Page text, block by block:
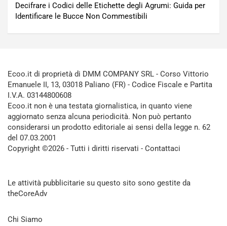
Decifrare i Codici delle Etichette degli Agrumi: Guida per
Identificare le Bucce Non Commestibili
Ecoo.it di proprietà di DMM COMPANY SRL - Corso Vittorio
Emanuele II, 13, 03018 Paliano (FR) - Codice Fiscale e Partita
I.V.A. 03144800608
Ecoo.it non è una testata giornalistica, in quanto viene
aggiornato senza alcuna periodicità. Non può pertanto
considerarsi un prodotto editoriale ai sensi della legge n. 62
del 07.03.2001
Copyright ©2026 - Tutti i diritti riservati - Contattaci
Le attività pubblicitarie su questo sito sono gestite da
theCoreAdv
Chi Siamo